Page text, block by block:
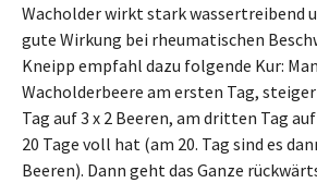
Wacholder wirkt stark wassertreibend
gute Wirkung bei rheumatischen
Kneipp empfahl dazu folgende Kur:
Wacholderbeere am ersten Tag,
Tag auf 3 x 2 Beeren, am dritten Tag auf
20 Tage voll hat (am 20. Tag sind es
Beeren). Dann geht das Ganze